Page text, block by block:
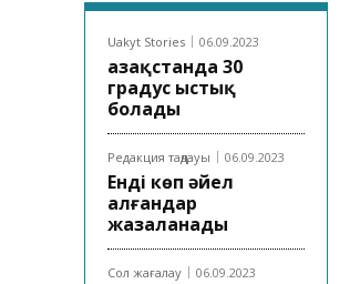
Uakyt Stories 06.09.2023
Қазақстанда 30
градус ыстық
болады
Редакция таңдауы 06.09.2023
Енді көп әйел
алғандар
жазаланады
Сол жағалау 06.09.2023